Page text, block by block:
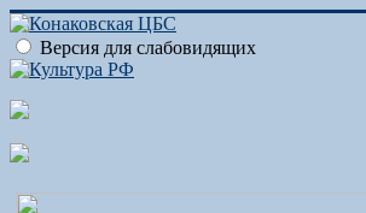
Версия для слабовидящих